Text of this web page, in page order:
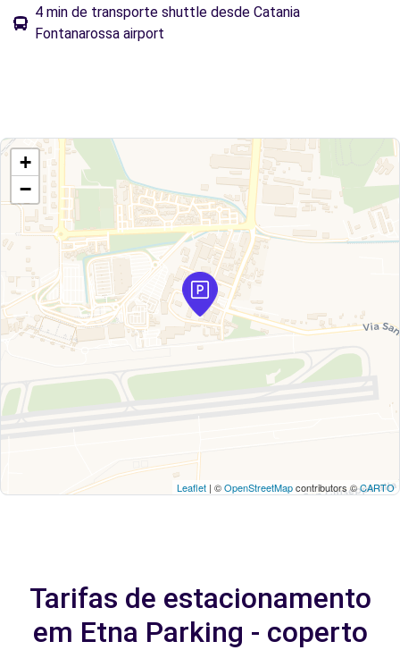
4 min de transporte shuttle desde Catania
Fontanarossa airport
+
−
Leaflet | ©OpenStreetMapcontributors ©CARTO
Tarifas de estacionamento
em Etna Parking - coperto